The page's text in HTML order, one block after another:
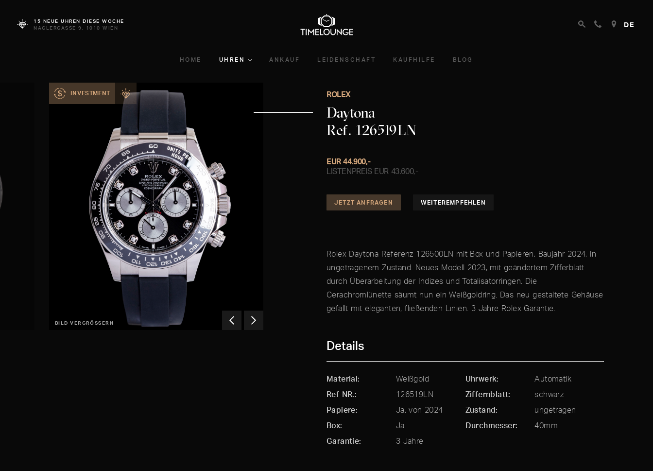
15 NEUE UHREN DIESE WOCHE
NAGLERGASSE 9, 1010 WIEN
DE
HOME UHREN ANKAUF LEIDENSCHAFT KAUFHILFE BLOG
BILD VERGRÖSSERN
INVESTMENT ROLEX
Daytona
Ref. 126519LN
EUR 44.900,-
LISTENPREIS EUR 43.600,-
JETZT ANFRAGEN WEITEREMPFEHLEN
Rolex Daytona Referenz 126500LN mit Box und Papieren, Baujahr 2024, in
ungetragenem Zustand. Neues Modell 2023, mit geändertem Zifferblatt
durch Überarbeitung der Indizes und Totalisatorringen. Die
Cerachromlünette säumt nun ein Weißgoldring. Das neu gestaltete Gehäuse
gefällt mit eleganten, fließenden Linien. 3 Jahre Rolex Garantie.
Details
Material Weißgold Uhrwerk
Automatik
Ref NR.
126519LN Ziffernblatt
schwarz
Papiere
Ja, von 2024 Zustand
ungetragen
Box
Ja Durchmesser
40mm
Garantie
3 Jahre